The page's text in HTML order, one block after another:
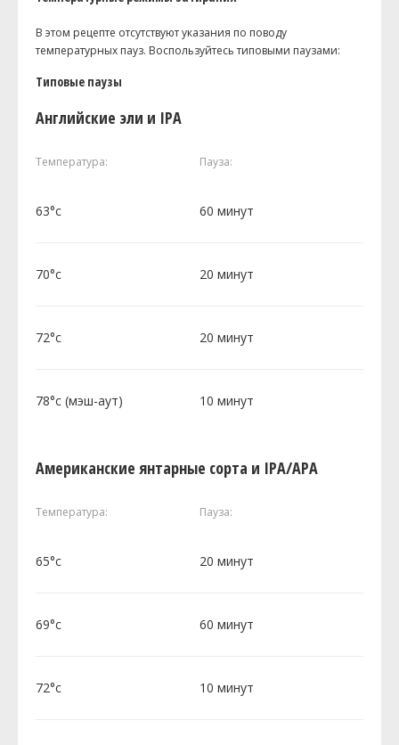
В этом рецепте отсутствуют указания по поводу
температурных пауз. Воспользуйтесь типовыми паузами:
Типовые паузы
Английские эли и IPA
Температура: Пауза:
63°c 60 минут
70°c 20 минут
72°c 20 минут
78°c (мэш-аут) 10 минут
Американские янтарные сорта и IPA/APA
Температура: Пауза:
65°c 20 минут
69°c 60 минут
72°c 10 минут